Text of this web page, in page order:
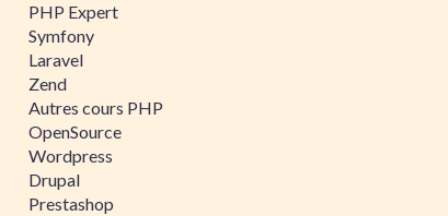
PHP Expert
Symfony
Laravel
Zend
Autres cours PHP
OpenSource
Wordpress
Drupal
Prestashop